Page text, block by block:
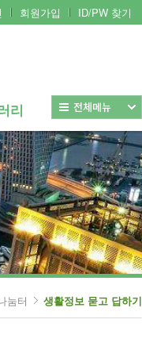
회원가입 ID/PW 찾기
리
눔터 생활정보 묻고 답하기